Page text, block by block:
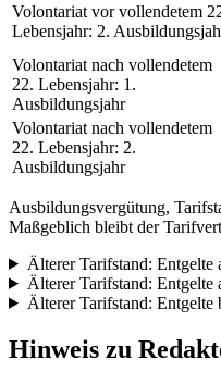
Volontariat vor vollendetem
Lebensjahr: 2.
Volontariat nach vollendetem
22. Lebensjahr: 1.
Ausbildungsjahr
Volontariat nach vollendetem
22. Lebensjahr: 2.
Ausbildungsjahr
Ausbildungsvergütung,
Maßgeblich bleibt der
Älterer Tarifstand: Entgelte
Älterer Tarifstand: Entgelte
Älterer Tarifstand: Entgelte
Hinweis zu